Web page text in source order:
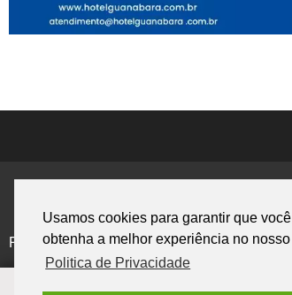
Usamos cookies para garantir que você
obtenha a melhor experiência no nosso
Politica de Privacidade
Politica de Privacidade